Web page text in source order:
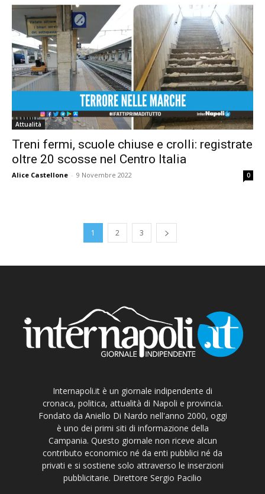
Attualità
Treni fermi, scuole chiuse e crolli: registrate
oltre 20 scosse nel Centro Italia
Alice Castellone - 9 Novembre 2022 0
1 2 3
Internapoli.it è un giornale indipendente di
cronaca, politica, attualità di Napoli e provincia.
Fondato da Aniello Di Nardo nell'anno 2000, oggi
è uno dei primi siti di informazione della
Campania. Questo giornale non riceve alcun
contributo economico né da enti pubblici né da
privati e si sostiene solo attraverso le inserzioni
pubblicitarie. Direttore Sergio Pacilio